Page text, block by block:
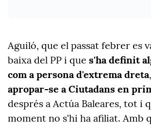
Aguiló, que el passat febrer es
baixa del PP i que s'ha definit
com a persona d'extrema dreta,
apropar-se a Ciutadans en
després a Actúa Baleares, tot i
moment no s'hi ha afiliat. Amb